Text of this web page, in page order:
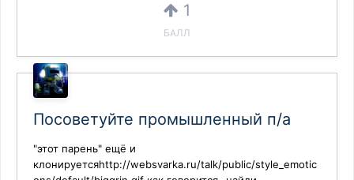
1
БАЛЛ
Посоветуйте промышленный п/а
"этот парень" ещё и
клонируетсяhttp://websvarka.ru/talk/public/style_emotic